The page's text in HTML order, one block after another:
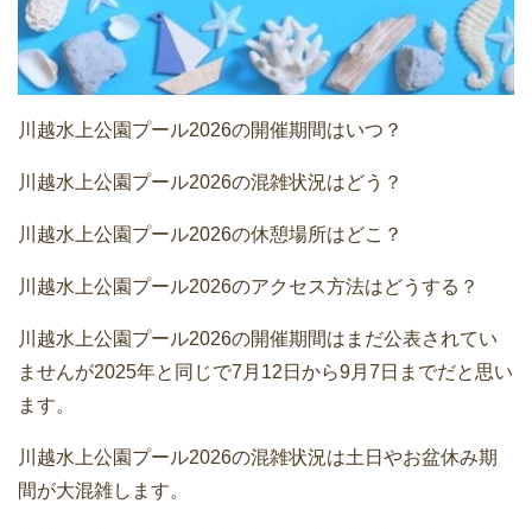
川越水上公園プール2026の開催期間はいつ？
川越水上公園プール2026の混雑状況はどう？
川越水上公園プール2026の休憩場所はどこ？
川越水上公園プール2026のアクセス方法はどうする？
川越水上公園プール2026の開催期間はまだ公表されてい
ませんが2025年と同じで7月12日から9月7日までだと思い
ます。
川越水上公園プール2026の混雑状況は土日やお盆休み期
間が大混雑します。